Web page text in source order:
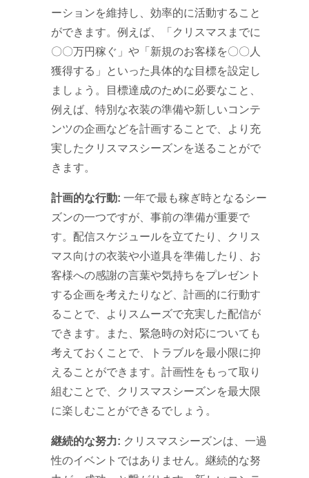
ーションを維持し、効率的に活動すること
ができます。例えば、「クリスマスまでに
〇〇万円稼ぐ」や「新規のお客様を〇〇人
獲得する」といった具体的な目標を設定し
ましょう。目標達成のために必要なこと、
例えば、特別な衣装の準備や新しいコンテ
ンツの企画などを計画することで、より充
実したクリスマスシーズンを送ることがで
きます。
計画的な行動: 一年で最も稼ぎ時となるシー
ズンの一つですが、事前の準備が重要で
す。配信スケジュールを立てたり、クリス
マス向けの衣装や小道具を準備したり、お
客様への感謝の言葉や気持ちをプレゼント
する企画を考えたりなど、計画的に行動す
ることで、よりスムーズで充実した配信が
できます。また、緊急時の対応についても
考えておくことで、トラブルを最小限に抑
えることができます。計画性をもって取り
組むことで、クリスマスシーズンを最大限
に楽しむことができるでしょう。
継続的な努力: クリスマスシーズンは、一過
性のイベントではありません。継続的な努